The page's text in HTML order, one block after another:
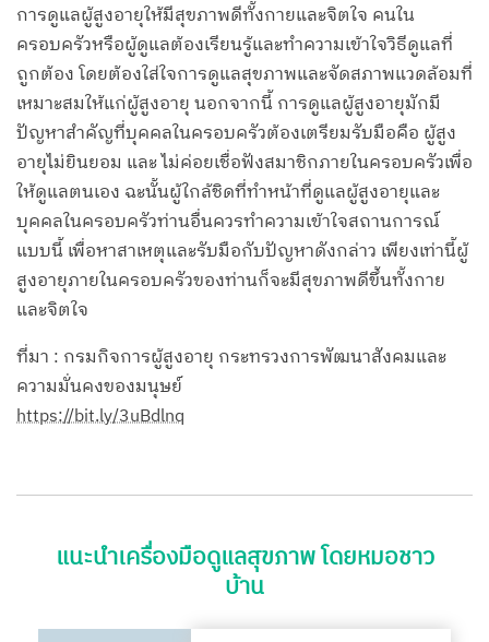
การดูแลผู้สูงอายุให้มีสุขภาพดีทั้งกายและจิตใจ คนใน
ครอบครัวหรือผู้ดูแลต้องเรียนรู้และทำความเข้าใจวิธีดูแลที่
ถูกต้อง โดยต้องใส่ใจการดูแลสุขภาพและจัดสภาพแวดล้อมที่
เหมาะสมให้แก่ผู้สูงอายุ นอกจากนี้ การดูแลผู้สูงอายุมักมี
ปัญหาสำคัญที่บุคคลในครอบครัวต้องเตรียมรับมือคือ ผู้สูง
อายุไม่ยินยอม และ ไม่ค่อยเชื่อฟังสมาชิกภายในครอบครัวเพื่อ
ให้ดูแลตนเอง ฉะนั้นผู้ใกล้ชิดที่ทำหน้าที่ดูแลผู้สูงอายุและ
บุคคลในครอบครัวท่านอื่นควรทำความเข้าใจสถานการณ์
แบบนี้ เพื่อหาสาเหตุและรับมือกับปัญหาดังกล่าว เพียงเท่านี้ผู้
สูงอายุภายในครอบครัวของท่านก็จะมีสุขภาพดีขึ้นทั้งกาย
และจิตใจ
ที่มา : กรมกิจการผู้สูงอายุ กระทรวงการพัฒนาสังคมและ
ความมั่นคงของมนุษย์
https://bit.ly/3uBdlnq
แนะนำเครื่องมือดูแลสุขภาพ โดยหมอชาว
บ้าน